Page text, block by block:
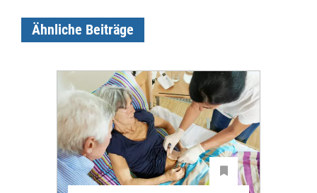
Ähnliche Beiträge